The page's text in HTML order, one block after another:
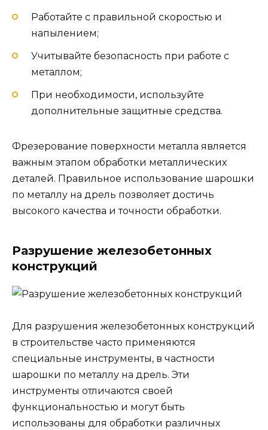
Работайте с правильной скоростью и
напылением;
Учитывайте безопасность при работе с
металлом;
При необходимости, используйте
дополнительные защитные средства.
Фрезерование поверхности металла является
важным этапом обработки металлических
деталей. Правильное использование шарошки
по металлу на дрель позволяет достичь
высокого качества и точности обработки.
Разрушение железобетонных
конструкций
Для разрушения железобетонных конструкций
в строительстве часто применяются
специальные инструменты, в частности
шарошки по металлу на дрель. Эти
инструменты отличаются своей
функциональностью и могут быть
использованы для обработки различных